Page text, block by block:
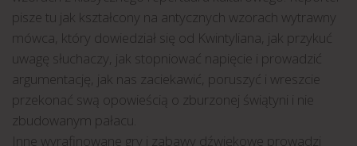
pisze tu jak kształcony na antycznych wzorach wytrawny
mówca, który dowiedział się od Kwintyliana, jak przykuć
uwagę słuchaczy, jak stopniować napięcie i prowadzić
argumentację, jak nas zaciekawić, poruszyć i wreszcie
przekonać swą opowieścią o zburzonej świątyni i nie
zbudowanym pałacu.
Inne wyrafinowane gry i zabawy dźwiękowe prowadzi